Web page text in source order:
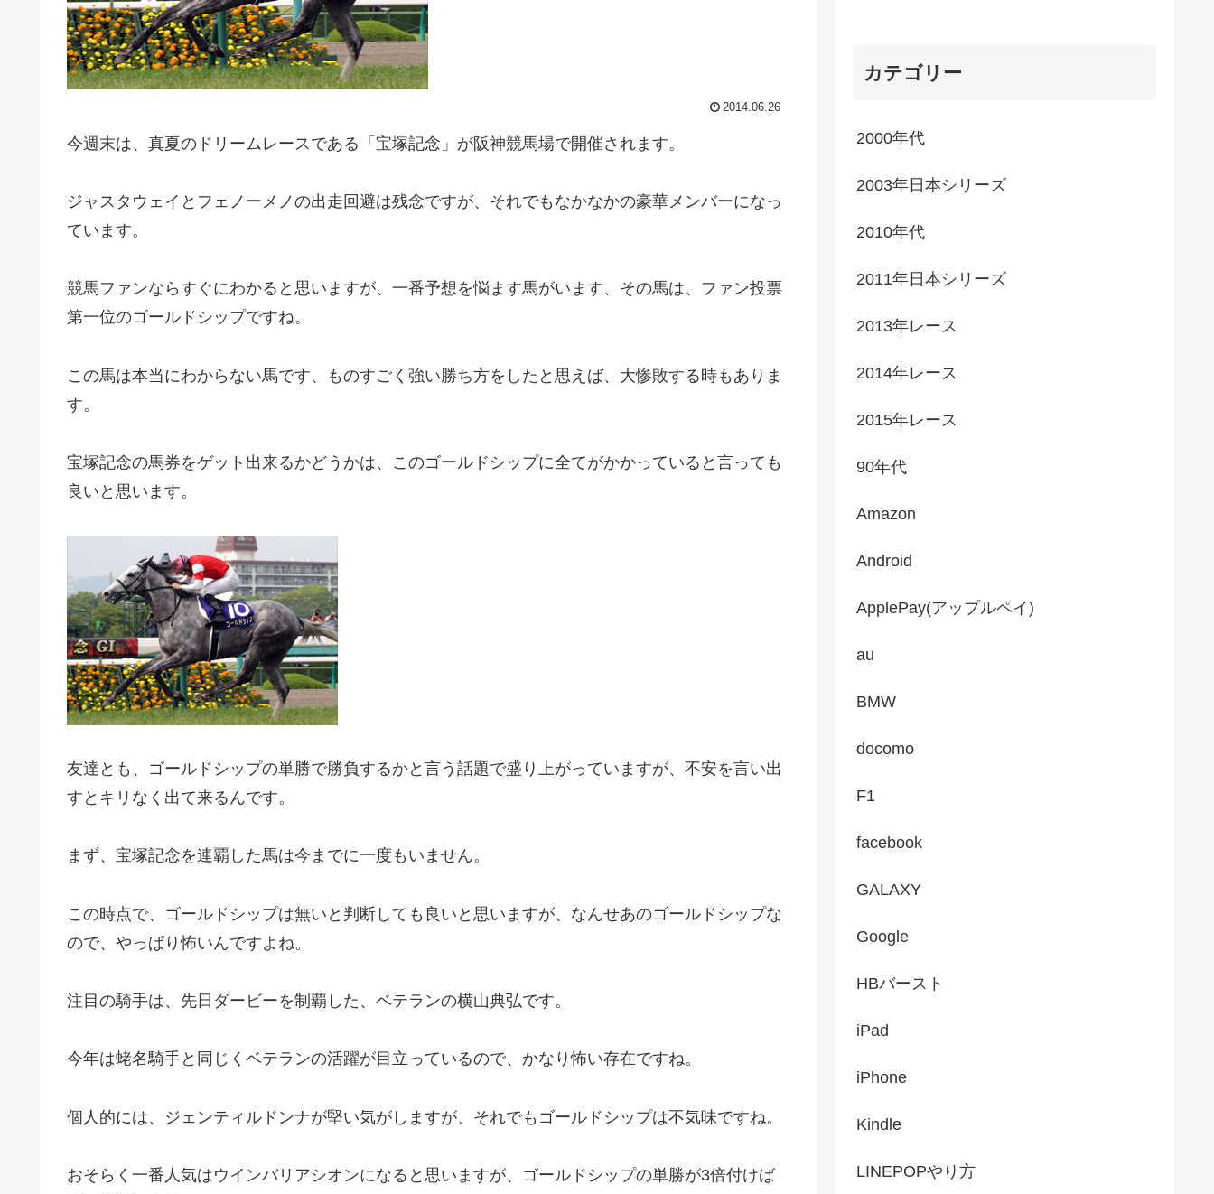
2014.06.26
今週末は、真夏のドリームレースである「宝塚記念」が阪神競馬場で開催されます。
ジャスタウェイとフェノーメノの出走回避は残念ですが、それでもなかなかの豪華メンバーになっ
ています。
競馬ファンならすぐにわかると思いますが、一番予想を悩ます馬がいます、その馬は、ファン投票
第一位のゴールドシップですね。
この馬は本当にわからない馬です、ものすごく強い勝ち方をしたと思えば、大惨敗する時もありま
す。
宝塚記念の馬券をゲット出来るかどうかは、このゴールドシップに全てがかかっていると言っても
良いと思います。
友達とも、ゴールドシップの単勝で勝負するかと言う話題で盛り上がっていますが、不安を言い出
すとキリなく出て来るんです。
まず、宝塚記念を連覇した馬は今までに一度もいません。
この時点で、ゴールドシップは無いと判断しても良いと思いますが、なんせあのゴールドシップな
ので、やっぱり怖いんですよね。
注目の騎手は、先日ダービーを制覇した、ベテランの横山典弘です。
今年は蛯名騎手と同じくベテランの活躍が目立っているので、かなり怖い存在ですね。
個人的には、ジェンティルドンナが堅い気がしますが、それでもゴールドシップは不気味ですね。
おそらく一番人気はウインバリアシオンになると思いますが、ゴールドシップの単勝が3倍付けば
カテゴリー
2000年代
2003年日本シリーズ
2010年代
2011年日本シリーズ
2013年レース
2014年レース
2015年レース
90年代
Amazon
Android
ApplePay(アップルペイ)
au
BMW
docomo
F1
facebook
GALAXY
Google
HBバースト
iPad
iPhone
Kindle
LINEPOPやり方